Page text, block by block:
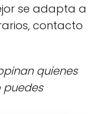
se adapta a
contacto
quienes
puedes